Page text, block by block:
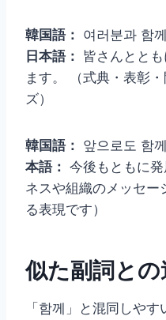
韓国語： 여러분과 함
日本語： 皆さんとと
ます。 （式典・表彰
ズ）
韓国語： 앞으로도 함
本語： 今後もともに
ネスや組織のメッセー
る表現です）
似た副詞と
「함께」と混同しや